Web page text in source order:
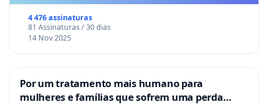
4 476 assinaturas
81 Assinaturas / 30 dias
14 Nov 2025
Por um tratamento mais humano para
mulheres e famílias que sofrem uma perda